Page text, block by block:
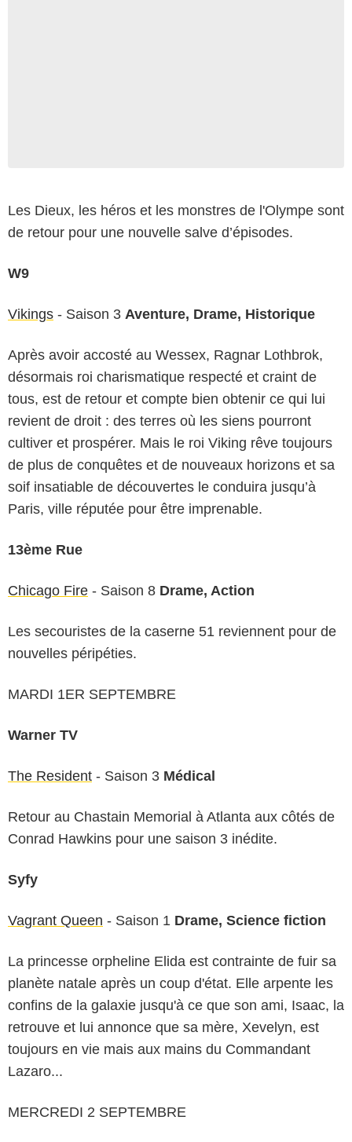
Les Dieux, les héros et les monstres de l'Olympe sont
de retour pour une nouvelle salve d’épisodes.
W9
Vikings - Saison 3 Aventure, Drame, Historique
Après avoir accosté au Wessex, Ragnar Lothbrok,
désormais roi charismatique respecté et craint de
tous, est de retour et compte bien obtenir ce qui lui
revient de droit : des terres où les siens pourront
cultiver et prospérer. Mais le roi Viking rêve toujours
de plus de conquêtes et de nouveaux horizons et sa
soif insatiable de découvertes le conduira jusqu’à
Paris, ville réputée pour être imprenable.
13ème Rue
Chicago Fire - Saison 8 Drame, Action
Les secouristes de la caserne 51 reviennent pour de
nouvelles péripéties.
MARDI 1ER SEPTEMBRE
Warner TV
The Resident - Saison 3 Médical
Retour au Chastain Memorial à Atlanta aux côtés de
Conrad Hawkins pour une saison 3 inédite.
Syfy
Vagrant Queen - Saison 1 Drame, Science fiction
La princesse orpheline Elida est contrainte de fuir sa
planète natale après un coup d'état. Elle arpente les
confins de la galaxie jusqu'à ce que son ami, Isaac, la
retrouve et lui annonce que sa mère, Xevelyn, est
toujours en vie mais aux mains du Commandant
Lazaro...
MERCREDI 2 SEPTEMBRE